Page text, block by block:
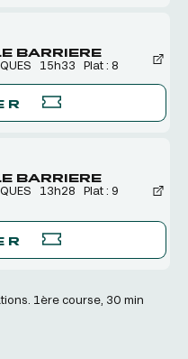
BARRIERE
15h33 Plat : 8
BARRIERE
13h28 Plat : 9
1ère course, 30 min